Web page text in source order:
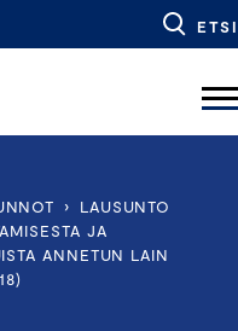
ETSI
›
LAUSUNTO
JA
ANNETUN LAIN